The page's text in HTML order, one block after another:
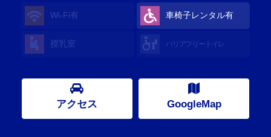
Wi-Fi有 車椅子レンタル有
授乳室 バリアフリートイレ
アクセス GoogleMap